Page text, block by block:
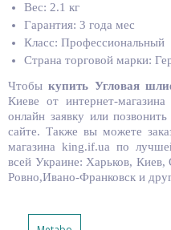
Вес: 2.1 кг
Гарантия: 3 года мес
Класс: Профессиональный
Страна торговой марки:
Чтобыкупить Угловая
Киеве от интернет-
онлайн заявку или
сайте. Также вы можете
магазина king.if.ua по
всей Украине: Харьков,
Ровно,Ивано-Франковск и